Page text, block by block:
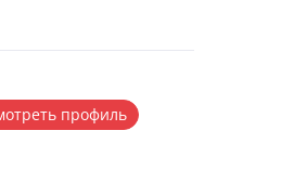
профиль